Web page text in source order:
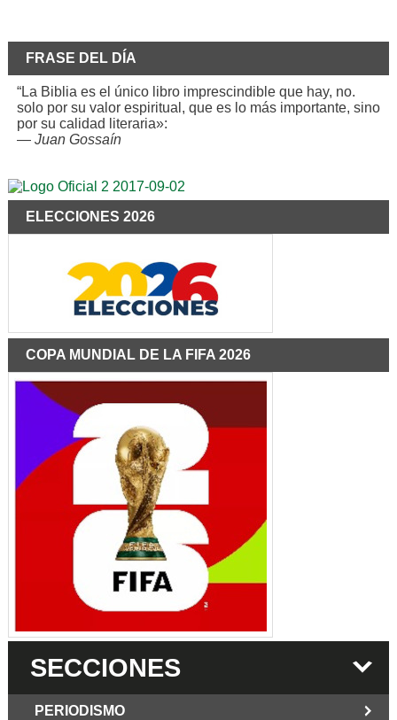
FRASE DEL DÍA
“La Biblia es el único libro imprescindible que hay, no.
solo por su valor espiritual, que es lo más importante, sino
por su calidad literaria»:
— Juan Gossaín
ELECCIONES 2026
COPA MUNDIAL DE LA FIFA 2026
SECCIONES
PERIODISMO